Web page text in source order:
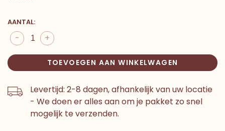
AANTAL:
+
-
TOEVOEGEN AAN WINKELWAGEN
Levertijd: 2-8 dagen, afhankelijk van uw locatie
- We doen er alles aan om je pakket zo snel
mogelijk te verzenden.